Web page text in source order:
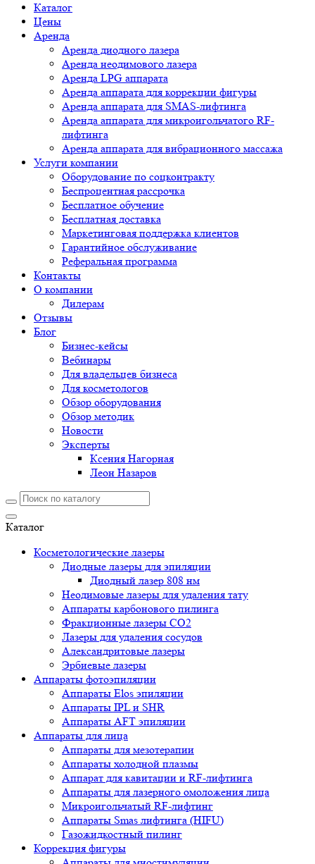
Каталог
Цены
Аренда
Аренда диодного лазера
Аренда неодимового лазера
Аренда LPG аппарата
Аренда аппарата для коррекции фигуры
Аренда аппарата для SMAS-лифтинга
Аренда аппарата для микроигольчатого RF-
лифтинга
Аренда аппарата для вибрационного массажа
Услуги компании
Оборудование по соцконтракту
Беспроцентная рассрочка
Бесплатное обучение
Бесплатная доставка
Маркетинговая поддержка клиентов
Гарантийное обслуживание
Реферальная программа
Контакты
О компании
Дилерам
Отзывы
Блог
Бизнес-кейсы
Вебинары
Для владельцев бизнеса
Для косметологов
Обзор оборудования
Обзор методик
Новости
Эксперты
Ксения Нагорная
Леон Назаров
Каталог
Косметологические лазеры
Диодные лазеры для эпиляции
Диодный лазер 808 нм
Неодимовые лазеры для удаления тату
Аппараты карбонового пилинга
Фракционные лазеры CO2
Лазеры для удаления сосудов
Александритовые лазеры
Эрбиевые лазеры
Аппараты фотоэпиляции
Аппараты Elos эпиляции
Аппараты IPL и SHR
Аппараты AFT эпиляции
Аппараты для лица
Аппараты для мезотерапии
Аппараты холодной плазмы
Аппарат для кавитации и RF-лифтинга
Аппараты для лазерного омоложения лица
Микроигольчатый RF-лифтинг
Аппараты Smas лифтинга (HIFU)
Газожидкостный пилинг
Коррекция фигуры